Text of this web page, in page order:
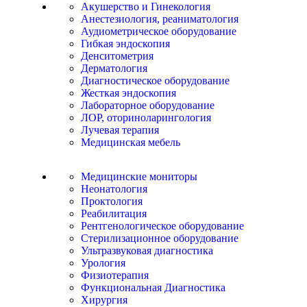
Акушерство и Гинекология
Анестезиология, реаниматология
Аудиометрическое оборудование
Гибкая эндоскопия
Денситометрия
Дерматология
Диагностическое оборудование
Жесткая эндоскопия
Лабораторное оборудование
ЛОР, оториноларингология
Лучевая терапия
Медицинская мебель
Медицинские мониторы
Неонатология
Проктология
Реабилитация
Рентгенологическое оборудование
Стерилизационное оборудование
Ультразвуковая диагностика
Урология
Физиотерапия
Функциональная Диагностика
Хирургия